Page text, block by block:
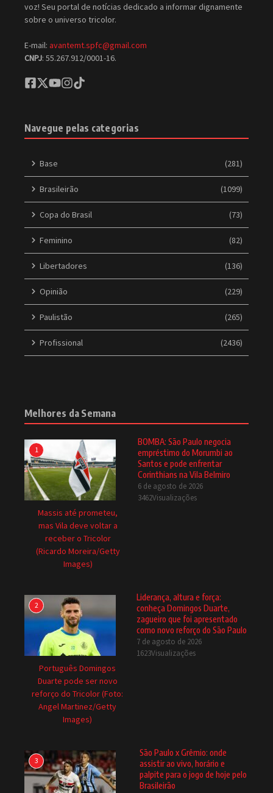
voz! Seu portal de notícias dedicado a informar dignamente
sobre o universo tricolor.
E-mail: avantemt.spfc@gmail.com
CNPJ: 55.267.912/0001-16.
Navegue pelas categorias
Base (281)
Brasileirão (1099)
Copa do Brasil (73)
Feminino (82)
Libertadores (136)
Opinião (229)
Paulistão (265)
Profissional (2436)
Melhores da Semana
1
Massis até prometeu,
mas Vila deve voltar a
receber o Tricolor
(Ricardo Moreira/Getty
Images)
BOMBA: São Paulo negocia
empréstimo do Morumbi ao
Santos e pode enfrentar
Corinthians na Vila Belmiro
6 de agosto de 2026
3462Visualizações
2
Português Domingos
Duarte pode ser novo
reforço do Tricolor (Foto:
Angel Martinez/Getty
Images)
Liderança, altura e força:
conheça Domingos Duarte,
zagueiro que foi apresentado
como novo reforço do São Paulo
7 de agosto de 2026
1623Visualizações
3
São Paulo x Grêmio: onde
assistir ao vivo, horário e
palpite para o jogo de hoje pelo
Brasileirão